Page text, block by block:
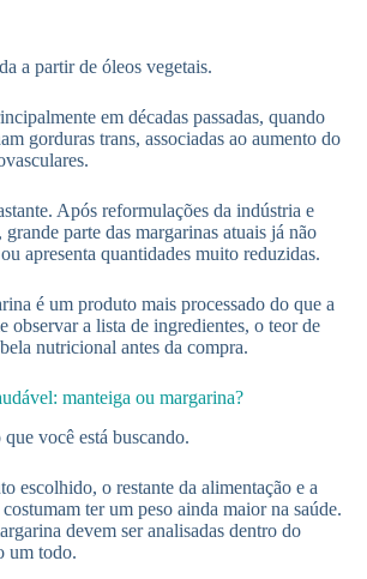
a partir de óleos vegetais.
em décadas passadas, quando
gorduras trans, associadas ao aumento do
Após reformulações da indústria e
parte das margarinas atuais já não
apresenta quantidades muito reduzidas.
é um produto mais processado do que a
observar a lista de ingredientes, o teor de
nutricional antes da compra.
manteiga ou margarina?
você está buscando.
escolhido, o restante da alimentação e a
ter um peso ainda maior na saúde.
devem ser analisadas dentro do
um todo.